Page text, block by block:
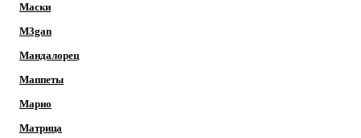
Маски
M3gan
Мандалорец
Маппеты
Марио
Матрица